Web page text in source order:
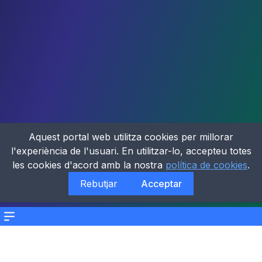
Menu
Aquest portal web utilitza cookies per millorar
l'experiència de l'usuari. En utilitzar-lo, accepteu totes
les cookies d'acord amb la nostra política de cookies.
Rebutjar
Acceptar